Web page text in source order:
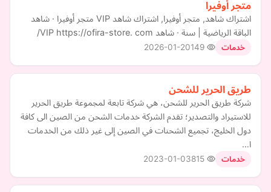
متجر أوفيرا
اشتراك شاهد, متجر أوفيرا, اشتراك شاهد VIP متجر أوفيرا · شاهد
الباقة الرياضية | سنة · شاهد VIP https://ofira-store. com/
خدمات 2026-01-20
طريق الحرير للشحن
شركة طريق الحرير للشحن، هي شركة تابعة لمجموعة طريق الحرير
للاستيراد والتصدير؛ تقدم الشركة خدمات الشحن من الصين الى كافة
دول الخليج، تجميع الشحنات في الصين إلى غير ذلك من الخدمات
ا…
خدمات 2023-01-03